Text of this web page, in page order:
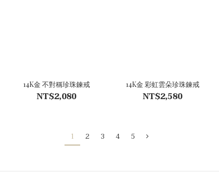
14K金 不對稱珍珠鍊戒
NT$2,080
14K金 彩虹雲朵珍珠鍊戒
NT$2,580
1 2 3 4 5